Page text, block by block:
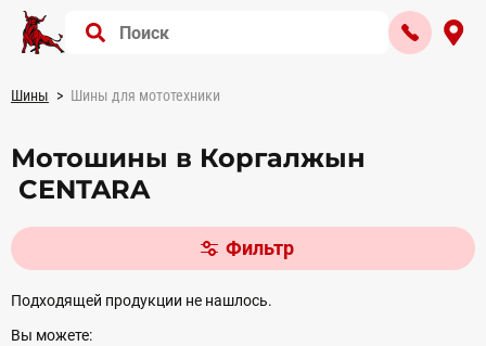
Шины Шины для мототехники
Мотошины в Коргалжын
CENTARA
Фильтр
Подходящей продукции не нашлось.
Вы можете: